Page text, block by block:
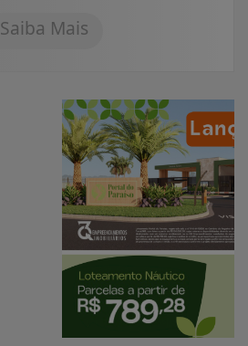
Saiba Mais